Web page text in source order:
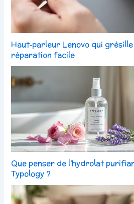
Haut‑parleur Lenovo qui
réparation facile
Que penser de l’hydrolat
Typology ?